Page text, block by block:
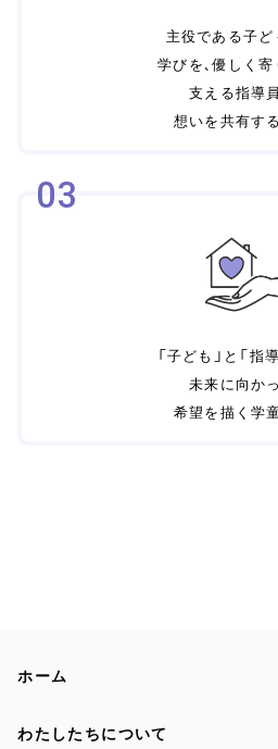
主役である子ど
学びを、優しく寄
支える指導
想いを共有す
03
「子ども」と「指導
未来に向か
希望を描く学
ホーム
わたしたちについて